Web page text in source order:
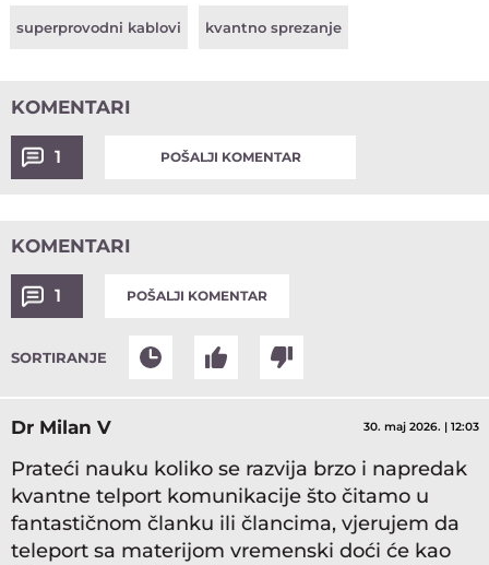
superprovodni kablovi kvantno sprezanje
KOMENTARI
1 POŠALJI KOMENTAR
KOMENTARI
1 POŠALJI KOMENTAR
SORTIRANJE
Dr Milan V 30. maj 2026. | 12:03
Prateći nauku koliko se razvija brzo i napredak
kvantne telport komunikacije što čitamo u
fantastičnom članku ili člancima, vjerujem da
teleport sa materijom vremenski doći će kao